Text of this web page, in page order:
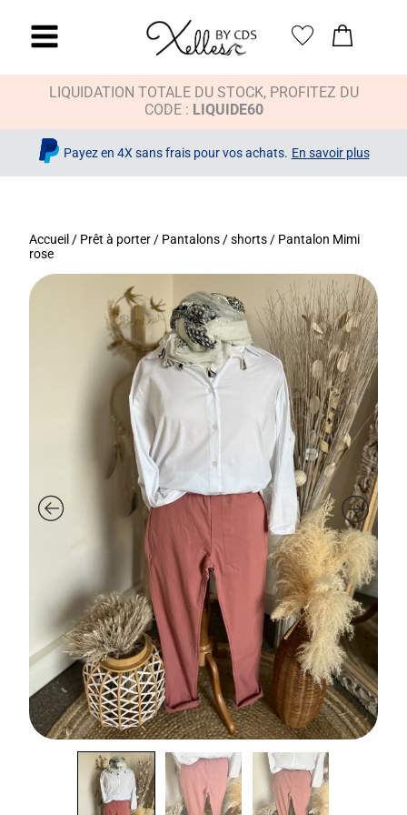
LIQUIDATION TOTALE DU STOCK, PROFITEZ DU
CODE : LIQUIDE60
Payez en 4X sans frais pour vos achats. En savoir plus
Accueil / Prêt à porter / Pantalons / shorts / Pantalon Mimi
rose